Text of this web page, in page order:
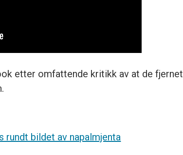
etter omfattende kritikk av at de
rundt bildet av napalmjenta